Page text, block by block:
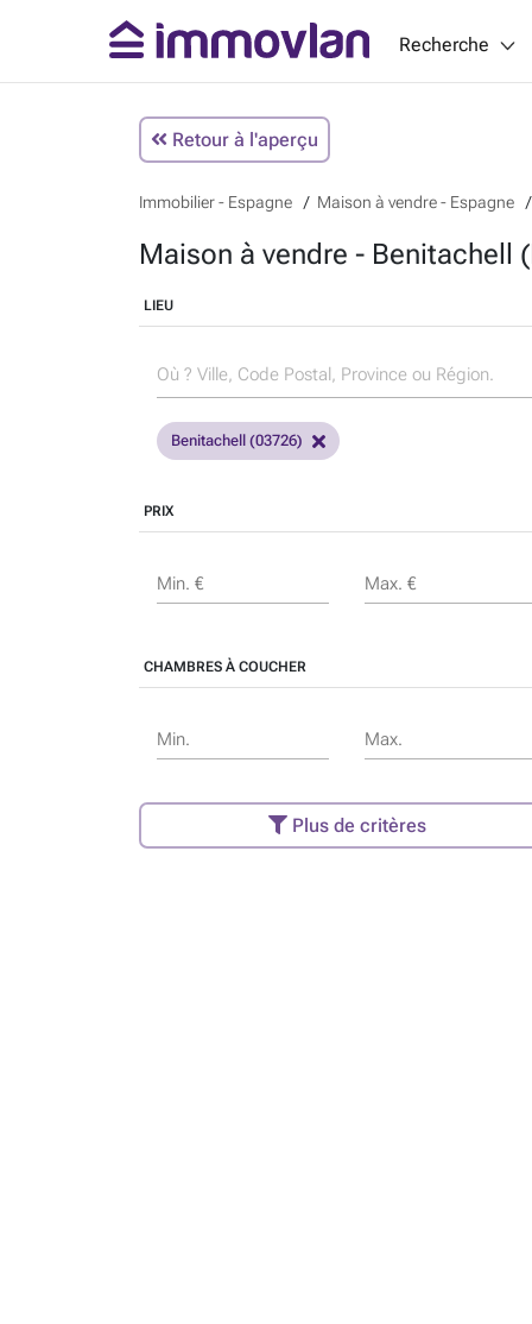
Recherche
Retour à l'aperçu
Immobilier - Espagne Maison à vendre - Espagne
Maison à vendre - Benitachell
LIEU
Benitachell (03726)
PRIX
Min. € Max. €
CHAMBRES À COUCHER
Min. Max.
Plus de critères